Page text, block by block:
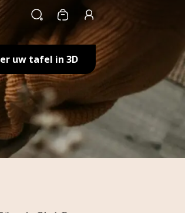
Winkelwagen
uw tafel in 3D